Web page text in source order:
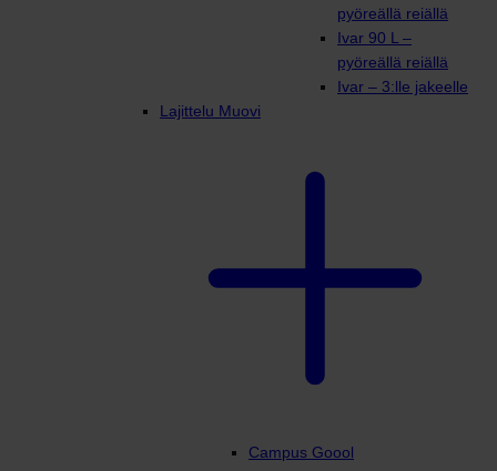
pyöreällä reiällä
Ivar 90 L –
pyöreällä reiällä
Ivar – 3:lle jakeelle
Lajittelu Muovi
Campus Goool